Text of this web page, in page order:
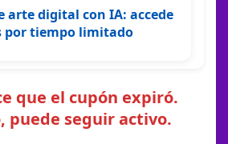
arte digital con IA: accede
por tiempo limitado
que el cupón expiró.
puede seguir activo.